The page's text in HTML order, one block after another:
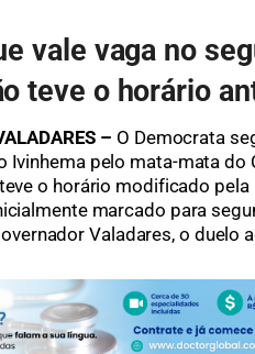
vale vaga no
teve o horário
– O Democrata
Ivinhema pelo mata-mata do
o horário modificado
marcado para
Valadares, o duelo